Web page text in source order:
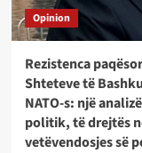
Opinion
Rezistenca
Shteteve të
NATO-s: një
politik, të drejtës
vetëvendosjes së